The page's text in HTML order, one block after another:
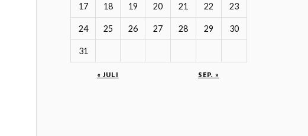
17 18 19 20 21 22 23
24 25 26 27 28 29 30
31
« JULI SEP. »